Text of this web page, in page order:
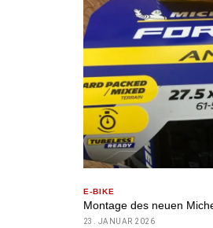
E-BIKE
Montage des neuen
23. JANUAR 2026